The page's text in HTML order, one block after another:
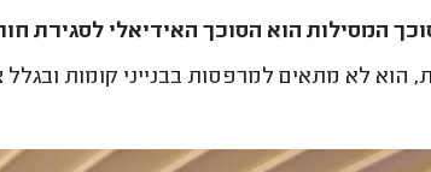
המסילות הוא הסוכך האידיאלי לסגירת
הוא לא מתאים למרפסות בבנייני קומות ובגלל